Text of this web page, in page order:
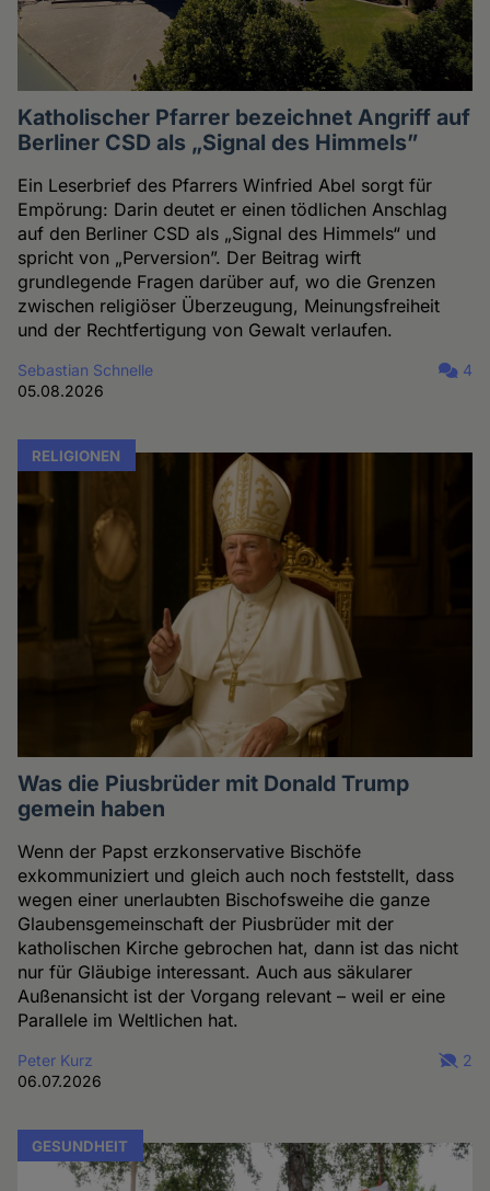
Katholischer Pfarrer bezeichnet Angriff auf
Berliner CSD als „Signal des Himmels”
Ein Leserbrief des Pfarrers Winfried Abel sorgt für
Empörung: Darin deutet er einen tödlichen Anschlag
auf den Berliner CSD als „Signal des Himmels“ und
spricht von „Perversion”. Der Beitrag wirft
grundlegende Fragen darüber auf, wo die Grenzen
zwischen religiöser Überzeugung, Meinungsfreiheit
und der Rechtfertigung von Gewalt verlaufen.
Sebastian Schnelle
05.08.2026
4
RELIGIONEN
Was die Piusbrüder mit Donald Trump
gemein haben
Wenn der Papst erzkonservative Bischöfe
exkommuniziert und gleich auch noch feststellt, dass
wegen einer unerlaubten Bischofsweihe die ganze
Glaubensgemeinschaft der Piusbrüder mit der
katholischen Kirche gebrochen hat, dann ist das nicht
nur für Gläubige interessant. Auch aus säkularer
Außenansicht ist der Vorgang relevant – weil er eine
Parallele im Weltlichen hat.
Peter Kurz
06.07.2026
2
GESUNDHEIT